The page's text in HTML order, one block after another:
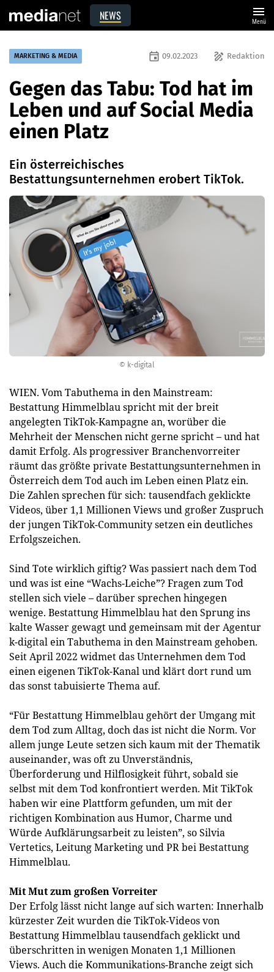
NEWS menu
Menü
© k-digital
MARKETING & MEDIA draw Redaktion
event 09.02.2023
Gegen das Tabu: Tod hat im
Leben und auf Social Media
einen Platz
Ein österreichisches
Bestattungsunternehmen erobert TikTok.
WIEN. Vom Tabuthema in den Mainstream:
Bestattung Himmelblau spricht mit der breit
angelegten TikTok-Kampagne an, worüber die
Mehrheit der Menschen nicht gerne spricht – und hat
damit Erfolg. Als progressiver Branchenvorreiter
räumt das größte private Bestattungsunternehmen in
Österreich dem Tod auch im Leben einen Platz ein.
Die Zahlen sprechen für sich: tausendfach geklickte
Videos, über 1,1 Millionen Views und großer Zuspruch
der jungen TikTok-Community setzen ein deutliches
Erfolgszeichen.
Sind Tote wirklich giftig? Was passiert nach dem Tod
und was ist eine “Wachs-Leiche”? Fragen zum Tod
stellen sich viele – darüber sprechen hingegen
wenige. Bestattung Himmelblau hat den Sprung ins
kalte Wasser gewagt und gemeinsam mit der Agentur
k-digital ein Tabuthema in den Mainstream gehoben.
Seit April 2022 widmet das Unternehmen dem Tod
einen eigenen TikTok-Kanal und klärt dort rund um
das sonst tabuisierte Thema auf.
“Für Bestattung Himmelblau gehört der Umgang mit
dem Tod zum Alltag, doch das ist nicht die Norm. Vor
allem junge Leute setzen sich kaum mit der Thematik
auseinander, was oft zu Unverständnis,
Überforderung und Hilflosigkeit führt, sobald sie
selbst mit dem Tod konfrontiert werden. Mit TikTok
haben wir eine Plattform gefunden, um mit der
richtigen Kombination aus Humor, Charme und
Würde Aufklärungsarbeit zu leisten”, so Silvia
Vertetics, Leitung Marketing und PR bei Bestattung
Himmelblau.
Mit Mut zum großen Vorreiter
Der Erfolg lässt nicht lange auf sich warten: Innerhalb
kürzester Zeit wurden die TikTok-Videos von
Bestattung Himmelblau tausendfach geklickt und
überschritten in wenigen Monaten 1,1 Millionen
Views. Auch die Kommunikations-Branche zeigt sich